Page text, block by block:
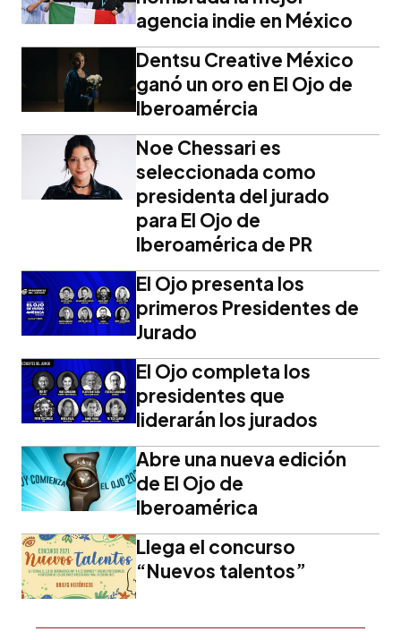
agencia indie en México
Dentsu Creative México
ganó un oro en El Ojo de
Iberoamércia
Noe Chessari es
seleccionada como
presidenta del jurado
para El Ojo de
Iberoamérica de PR
El Ojo presenta los
primeros Presidentes de
Jurado
El Ojo completa los
presidentes que
liderarán los jurados
Abre una nueva edición
de El Ojo de
Iberoamérica
Llega el concurso
“Nuevos talentos”